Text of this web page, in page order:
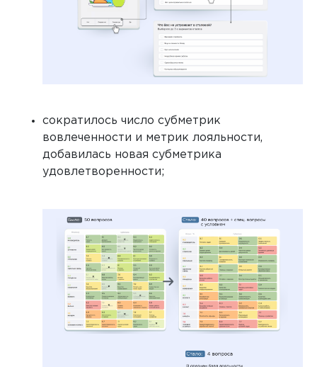
сократилось число субметрик
вовлеченности и метрик лояльности,
добавилась новая субметрика
удовлетворенности;